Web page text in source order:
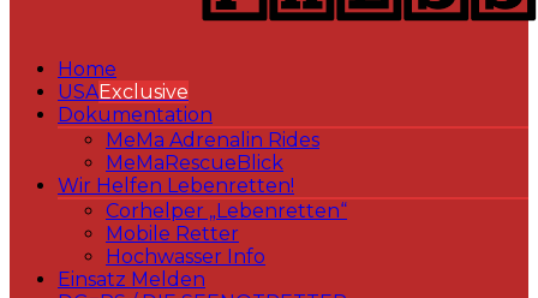
Home
USAExclusive
Dokumentation
MeMa Adrenalin Rides
MeMaRescueBlick
Wir Helfen Lebenretten!
Corhelper „Lebenretten“
Mobile Retter
Hochwasser Info
Einsatz Melden